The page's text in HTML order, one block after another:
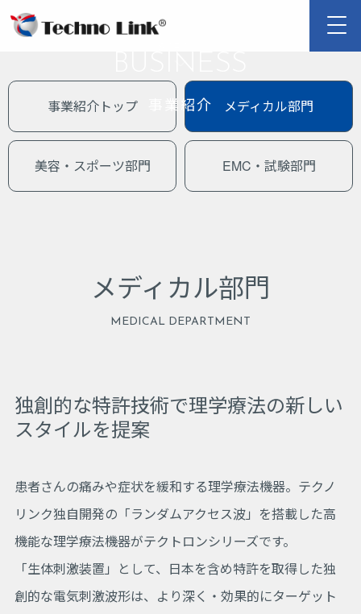
事業紹介
事業紹介トップ メディカル部門
美容・スポーツ部門 EMC・試験部門
メディカル部門
MEDICAL DEPARTMENT
独創的な特許技術で理学療法の新しい
スタイルを提案
患者さんの痛みや症状を緩和する理学療法機器。テクノ
リンク独自開発の「ランダムアクセス波」を搭載した高
機能な理学療法機器がテクトロンシリーズです。
「生体刺激装置」として、日本を含め特許を取得した独
創的な電気刺激波形は、より深く・効果的にターゲット